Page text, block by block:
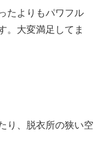
たよりもパワフル
。大変満足してま
り、脱衣所の狭い空